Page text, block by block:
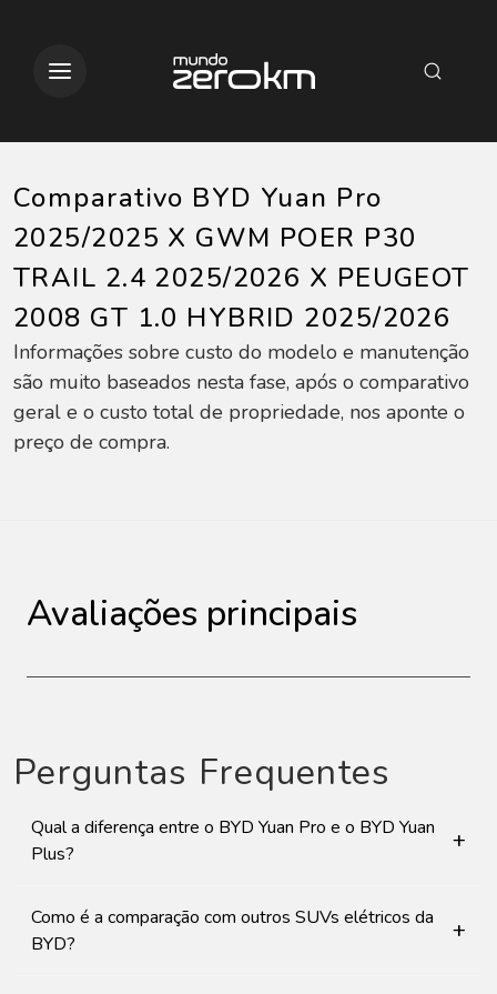
Comparativo BYD Yuan Pro
2025/2025 X GWM POER P30
TRAIL 2.4 2025/2026 X PEUGEOT
2008 GT 1.0 HYBRID 2025/2026
Informações sobre custo do modelo e manutenção
são muito baseados nesta fase, após o comparativo
geral e o custo total de propriedade, nos aponte o
preço de compra.
Avaliações principais
Perguntas Frequentes
Qual a diferença entre o BYD Yuan Pro e o BYD Yuan
Plus?
+
Como é a comparação com outros SUVs elétricos da
BYD?
+